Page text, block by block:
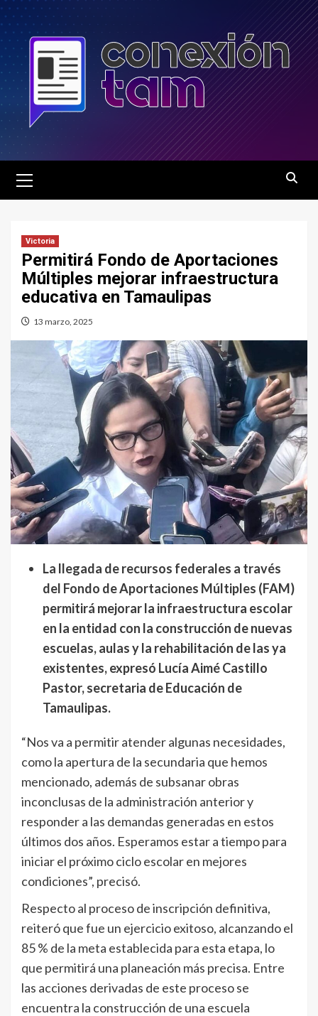
Saltar
al
contenido
principal
Victoria
Permitirá Fondo de Aportaciones
Múltiples mejorar infraestructura
educativa en Tamaulipas
13 marzo, 2025
La llegada de recursos federales a través
del Fondo de Aportaciones Múltiples (FAM)
permitirá mejorar la infraestructura escolar
en la entidad con la construcción de nuevas
escuelas, aulas y la rehabilitación de las ya
existentes, expresó Lucía Aimé Castillo
Pastor, secretaria de Educación de
Tamaulipas.
“Nos va a permitir atender algunas necesidades,
como la apertura de la secundaria que hemos
mencionado, además de subsanar obras
inconclusas de la administración anterior y
responder a las demandas generadas en estos
últimos dos años. Esperamos estar a tiempo para
iniciar el próximo ciclo escolar en mejores
condiciones”, precisó.
Respecto al proceso de inscripción definitiva,
reiteró que fue un ejercicio exitoso, alcanzando el
85 % de la meta establecida para esta etapa, lo
que permitirá una planeación más precisa. Entre
las acciones derivadas de este proceso se
encuentra la construcción de una escuela